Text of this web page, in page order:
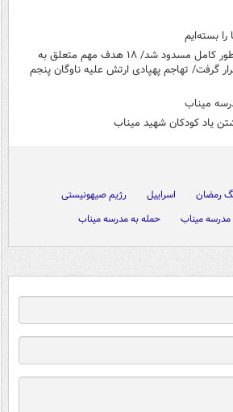
بسته‌ایم
تجاوز نظامی مجدد آمریکا به ایران/ تنگه هرمز به طور کامل مسدود شد/ ۱۸ هدف مهم متعلق به
گرفت/ تهاجم پهپادی ارتش علیه ناوگان پنجم
یاد کودکان شهید میناب
رمضان اسراییل
رژیم صیهونیستی
مدرسه میناب حمله به مدرسه میناب